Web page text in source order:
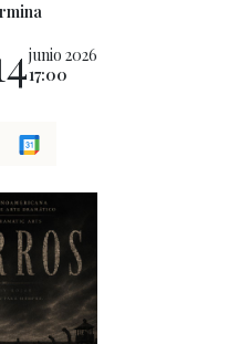
junio 2026
17:00